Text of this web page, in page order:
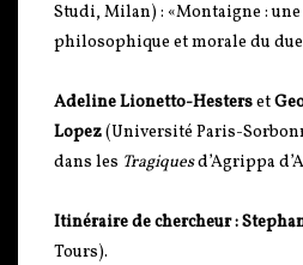
Studi, Milan) : «Montaigne :
philosophique et morale du
Adeline Lionetto-Hesterset
Lopez(Université Paris-
dans les Tragiquesd’Agrippa
Itinéraire de chercheur :
Tours).